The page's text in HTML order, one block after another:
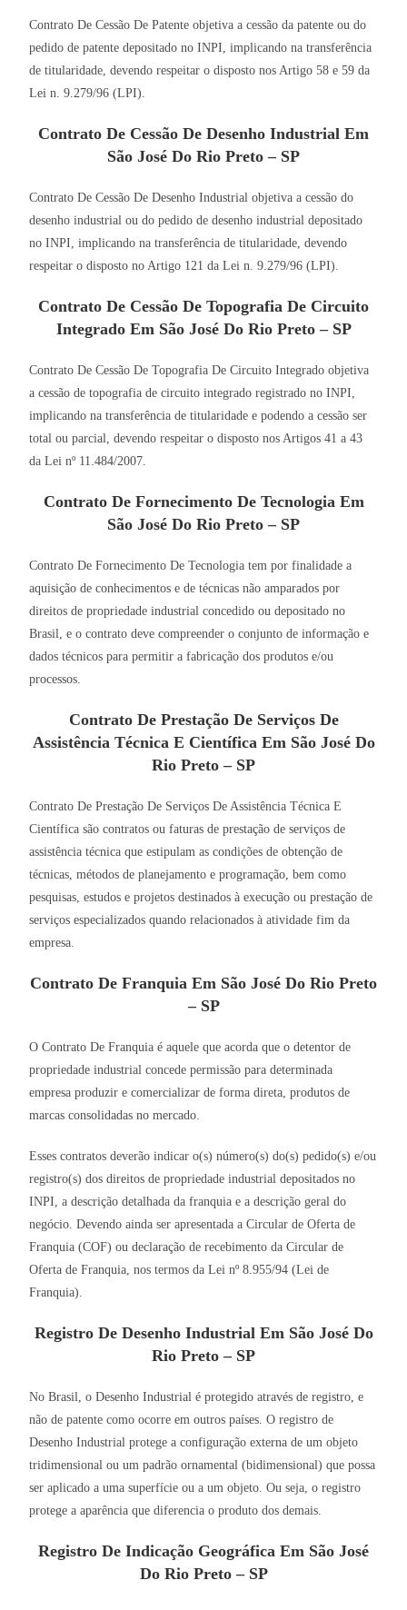
Contrato De Cessão De Patente objetiva a cessão da patente ou do
pedido de patente depositado no INPI, implicando na transferência
de titularidade, devendo respeitar o disposto nos Artigo 58 e 59 da
Lei n. 9.279/96 (LPI).
Contrato De Cessão De Desenho Industrial Em
São José Do Rio Preto – SP
Contrato De Cessão De Desenho Industrial objetiva a cessão do
desenho industrial ou do pedido de desenho industrial depositado
no INPI, implicando na transferência de titularidade, devendo
respeitar o disposto no Artigo 121 da Lei n. 9.279/96 (LPI).
Contrato De Cessão De Topografia De Circuito
Integrado Em São José Do Rio Preto – SP
Contrato De Cessão De Topografia De Circuito Integrado objetiva
a cessão de topografia de circuito integrado registrado no INPI,
implicando na transferência de titularidade e podendo a cessão ser
total ou parcial, devendo respeitar o disposto nos Artigos 41 a 43
da Lei nº 11.484/2007.
Contrato De Fornecimento De Tecnologia Em
São José Do Rio Preto – SP
Contrato De Fornecimento De Tecnologia tem por finalidade a
aquisição de conhecimentos e de técnicas não amparados por
direitos de propriedade industrial concedido ou depositado no
Brasil, e o contrato deve compreender o conjunto de informação e
dados técnicos para permitir a fabricação dos produtos e/ou
processos.
Contrato De Prestação De Serviços De
Assistência Técnica E Científica Em São José Do
Rio Preto – SP
Contrato De Prestação De Serviços De Assistência Técnica E
Científica são contratos ou faturas de prestação de serviços de
assistência técnica que estipulam as condições de obtenção de
técnicas, métodos de planejamento e programação, bem como
pesquisas, estudos e projetos destinados à execução ou prestação de
serviços especializados quando relacionados à atividade fim da
empresa.
Contrato De Franquia Em São José Do Rio Preto
– SP
O Contrato De Franquia é aquele que acorda que o detentor de
propriedade industrial concede permissão para determinada
empresa produzir e comercializar de forma direta, produtos de
marcas consolidadas no mercado.
Esses contratos deverão indicar o(s) número(s) do(s) pedido(s) e/ou
registro(s) dos direitos de propriedade industrial depositados no
INPI, a descrição detalhada da franquia e a descrição geral do
negócio. Devendo ainda ser apresentada a Circular de Oferta de
Franquia (COF) ou declaração de recebimento da Circular de
Oferta de Franquia, nos termos da Lei nº 8.955/94 (Lei de
Franquia).
Registro De Desenho Industrial Em São José Do
Rio Preto – SP
No Brasil, o Desenho Industrial é protegido através de registro, e
não de patente como ocorre em outros países. O registro de
Desenho Industrial protege a configuração externa de um objeto
tridimensional ou um padrão ornamental (bidimensional) que possa
ser aplicado a uma superfície ou a um objeto. Ou seja, o registro
protege a aparência que diferencia o produto dos demais.
Registro De Indicação Geográfica Em São José
Do Rio Preto – SP